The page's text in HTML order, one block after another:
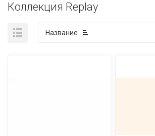
Коллекция Replay
Название